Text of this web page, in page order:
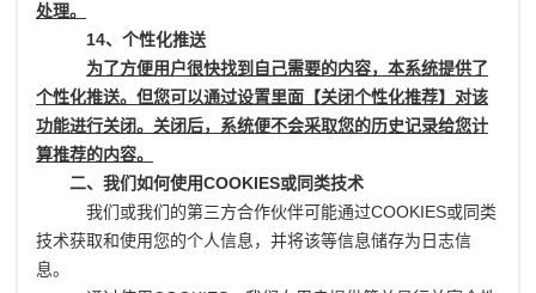
处理。
14、个性化推送
为了方便用户很快找到自己需要的内容，本系统提供了
个性化推送。但您可以通过设置里面【关闭个性化推荐】对该
功能进行关闭。关闭后，系统便不会采取您的历史记录给您计
算推荐的内容。
二、我们如何使用COOKIES或同类技术
我们或我们的第三方合作伙伴可能通过COOKIES或同类
技术获取和使用您的个人信息，并将该等信息储存为日志信
息。